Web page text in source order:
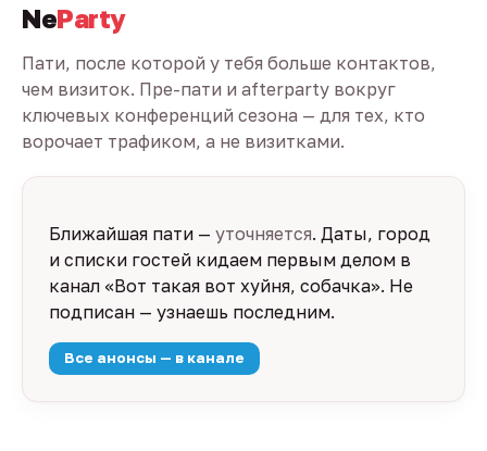
NeParty
Пати, после которой у тебя больше контактов,
чем визиток. Пре-пати и afterparty вокруг
ключевых конференций сезона — для тех, кто
ворочает трафиком, а не визитками.
Ближайшая пати — уточняется. Даты, город
и списки гостей кидаем первым делом в
канал «Вот такая вот хуйня, собачка». Не
подписан — узнаешь последним.
Все анонсы — в канале